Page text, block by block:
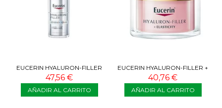
EUCERIN HYALURON-FILLER
EPIGENETIC SERUM 30 ML
47,56 €
AÑADIR AL CARRITO
EUCERIN HYALURON-FILLER +
ELASTICITY CREMA DIA ROSE
SPF30...
40,76 €
AÑADIR AL CARRITO